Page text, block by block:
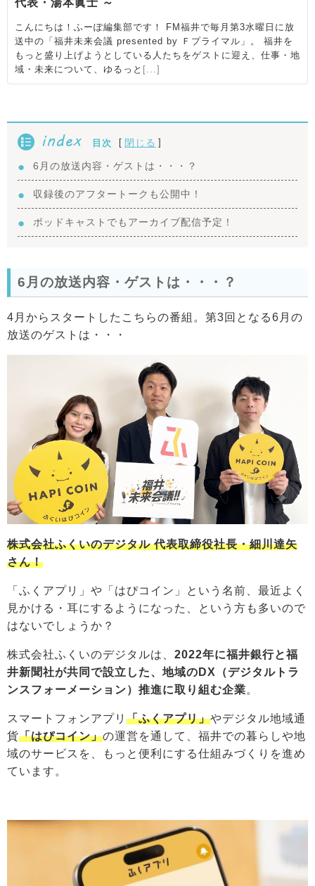
index 目次 [ 閉じる ]
6月の放送内容・ゲストは・・・？
収録後のアフタートークも公開中！
ポッドキャストでもアーカイブ配信予定！
6月の放送内容・ゲストは・・・？
4月からスタートしたこちらの番組。第3回となる6月の
放送のゲストは・・・
株式会社ふくいのデジタル 代表取締役社長・細川達矢
さん！
「ふくアプリ」や「はぴコイン」という名前、最近よく
見かける・耳にするようになった、という方も多いので
はないでしょうか？
株式会社ふくいのデジタルは、 2022年に福井銀行と福
井新聞社が共同で設立した、地域のDX（デジタルトラ
ンスフォーメーション）推進に取り組む企業。
スマートフォンアプリ 「ふくアプリ」やデジタル地域通
貨「はぴコイン」の運営を通して、福井での暮らしや地
域のサービスを、もっと便利にする仕組みづくりを進め
ています。